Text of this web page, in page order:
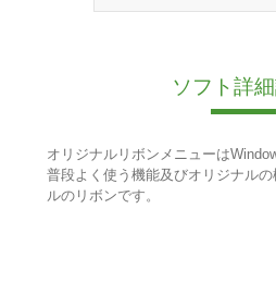
ソフト詳
オリジナルリボンメニューは
普段よく使う機能及びオリジナル
ルのリボンです。